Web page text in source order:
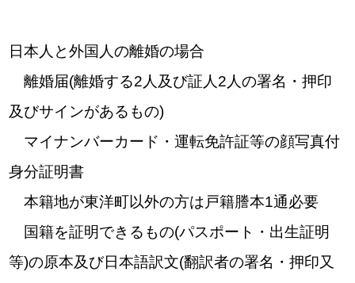
日本人と外国人の離婚の場合
離婚届(離婚する2人及び証人2人の署名・押印
及びサインがあるもの)
マイナンバーカード・運転免許証等の顔写真付
身分証明書
本籍地が東洋町以外の方は戸籍謄本1通必要
国籍を証明できるもの(パスポート・出生証明
等)の原本及び日本語訳文(翻訳者の署名・押印又